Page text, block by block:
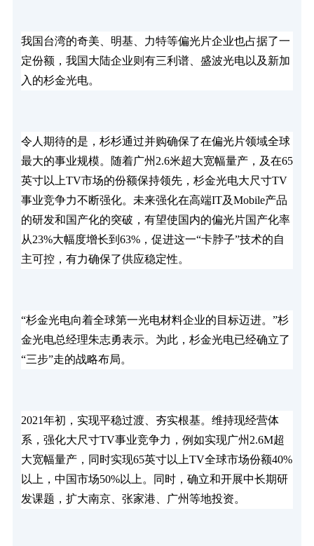
我国台湾的奇美、明基、力特等偏光片企业也占据了一
定份额，我国大陆企业则有三利谱、盛波光电以及新加
入的杉金光电。
令人期待的是，杉杉通过并购确保了在偏光片领域全球
最大的事业规模。随着广州2.6米超大宽幅量产，及在65
英寸以上TV市场的份额保持领先，杉金光电大尺寸TV
事业竞争力不断强化。未来强化在高端IT及Mobile产品
的研发和国产化的突破，有望使国内的偏光片国产化率
从23%大幅度增长到63%，促进这一“卡脖子”技术的自
主可控，有力确保了供应稳定性。
“杉金光电向着全球第一光电材料企业的目标迈进。”杉
金光电总经理朱志勇表示。为此，杉金光电已经确立了
“三步”走的战略布局。
2021年初，实现平稳过渡、夯实根基。维持现经营体
系，强化大尺寸TV事业竞争力，例如实现广州2.6M超
大宽幅量产，同时实现65英寸以上TV全球市场份额40%
以上，中国市场50%以上。同时，确立和开展中长期研
发课题，扩大南京、张家港、广州等地投资。